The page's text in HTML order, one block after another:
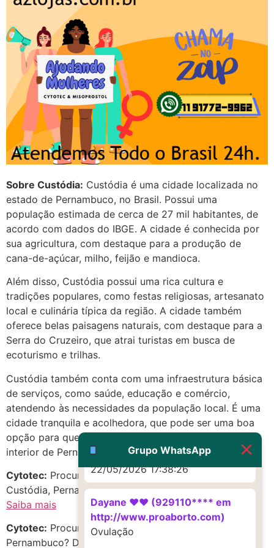
Sobre Custódia: Custódia é uma cidade localizada no
estado de Pernambuco, no Brasil. Possui uma
população estimada de cerca de 27 mil habitantes, de
acordo com dados do IBGE. A cidade é conhecida por
sua agricultura, com destaque para a produção de
cana-de-açúcar, milho, feijão e mandioca.
Além disso, Custódia possui uma rica cultura e
tradições populares, como festas religiosas, artesanato
local e culinária típica da região. A cidade também
oferece belas paisagens naturais, com destaque para a
Serra do Cruzeiro, que atrai turistas em busca de
ecoturismo e trilhas.
Custódia também conta com uma infraestrutura básica
de serviços, como saúde, educação e comércio,
atendendo às necessidades da população local. É uma
cidade tranquila e acolhedora, que pode ser uma boa
opção para quem busca uma vida mais pacata no
interior de Pernambuco.
Cytotec: Procurando mifepristona e misoprostol em
Custódia, Pernambuco? Confira as melhores opções!
Saiba mais
Cytotec: Procurando Abortivo no estado de
Pernambuco? Descubra oportunidades incríveis!
Grupo WhatsApp
Mulheres vocês sabem dizer
quem já tomou os remédio se
depois que para de menstruar
começa a sair um líquido
transparente, se é normal ?
22/05/2026 17:10:05
(879121**** em
http://www.proaborto.com)
22/05/2026 17:19:15
(879121**** em
http://www.proaborto.com)
Eu acho, não sei
22/05/2026 17:19:16
(879121**** em
http://www.proaborto.com)
Deve ser um corrimento normal
mesmo
22/05/2026 17:19:47
G (1199866**** em
http://www.proaborto.com)
Muito obrigadaaaaa
22/05/2026 17:38:26
Dayane ♥️♥️ (929110**** em
http://www.proaborto.com)
Ovulação